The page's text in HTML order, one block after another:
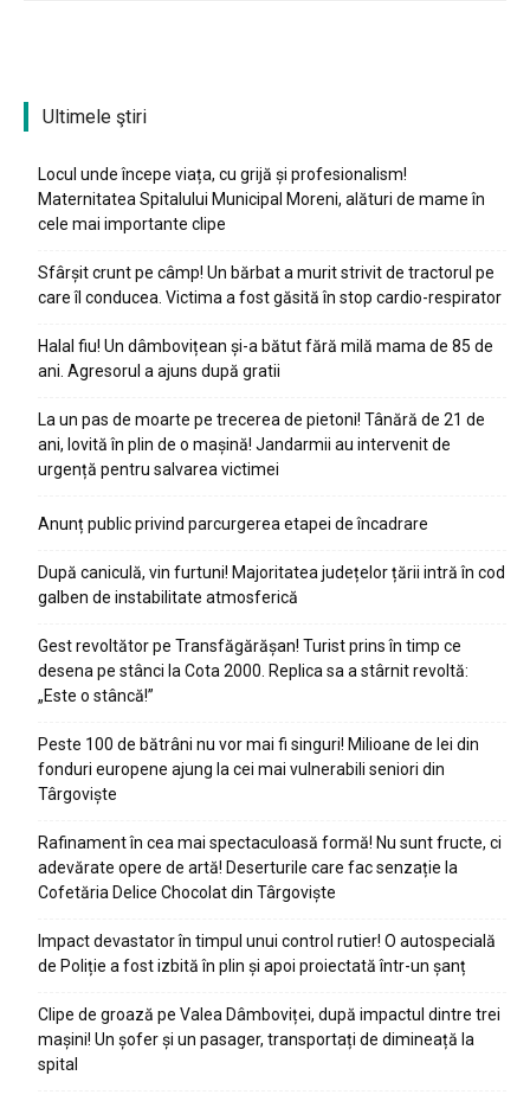
Ultimele ştiri
Locul unde începe viața, cu grijă și profesionalism!
Maternitatea Spitalului Municipal Moreni, alături de mame în
cele mai importante clipe
Sfârșit crunt pe câmp! Un bărbat a murit strivit de tractorul pe
care îl conducea. Victima a fost găsită în stop cardio-respirator
Halal fiu! Un dâmbovițean și-a bătut fără milă mama de 85 de
ani. Agresorul a ajuns după gratii
La un pas de moarte pe trecerea de pietoni! Tânără de 21 de
ani, lovită în plin de o mașină! Jandarmii au intervenit de
urgență pentru salvarea victimei
Anunț public privind parcurgerea etapei de încadrare
După caniculă, vin furtuni! Majoritatea județelor țării intră în cod
galben de instabilitate atmosferică
Gest revoltător pe Transfăgărășan! Turist prins în timp ce
desena pe stânci la Cota 2000. Replica sa a stârnit revoltă:
„Este o stâncă!”
Peste 100 de bătrâni nu vor mai fi singuri! Milioane de lei din
fonduri europene ajung la cei mai vulnerabili seniori din
Târgoviște
Rafinament în cea mai spectaculoasă formă! Nu sunt fructe, ci
adevărate opere de artă! Deserturile care fac senzație la
Cofetăria Delice Chocolat din Târgoviște
Impact devastator în timpul unui control rutier! O autospecială
de Poliție a fost izbită în plin și apoi proiectată într-un șanț
Clipe de groază pe Valea Dâmboviței, după impactul dintre trei
mașini! Un șofer și un pasager, transportați de dimineață la
spital